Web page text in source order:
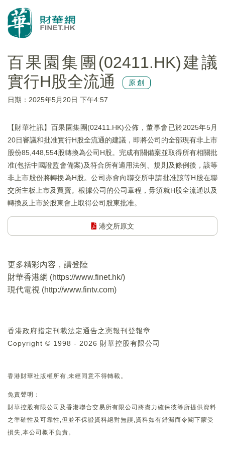
百果園集團(02411.HK)建議
實行H股全流通
原創
日期：2025年5月20日 下午4:57
【財華社訊】百果園集團(02411.HK)公佈，董事會已於2025年5月
20日審議和批准實行H股全流通的建議，即將公司的全部現有非上市
股份85,448,554股轉換為公司H股。完成有關備案並取得所有相關批
准(包括中國證監會備案)及符合所有適用法例、規則及條例後，該等
非上市股份將轉換為H股。公司亦會向聯交所申請批准該等H股在聯
交所主板上市及買賣。根據公司的公司章程，毋須就H股全流通以及
轉換及上市於股東會上取得公司股東批准。
港交所原文
更多精彩內容，請登陸
財華香港網 (https://www.finet.hk/)
現代電視 (http://www.fintv.com)
香港政府指定刊載法定通告之憲報刊登報章
Copyright © 1998 - 2026 財華控股有限公司
香港財華社版權所有,未經同意不得轉載。
免責聲明：
財華控股有限公司及香港聯合交易所有限公司將盡力確保彼等所提供資料
之準確性及可靠性,但並不保證資料絕對無誤,資料如有錯漏而令閣下蒙受
損失,本公司概不負責。